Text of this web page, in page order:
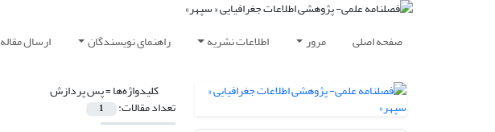
صفحه اصلی مرور اطلاعات نشریه راهنمای نویسندگان ارسال مقاله
کلیدواژه‌ها =پس پردازش
تعداد مقالات: 1